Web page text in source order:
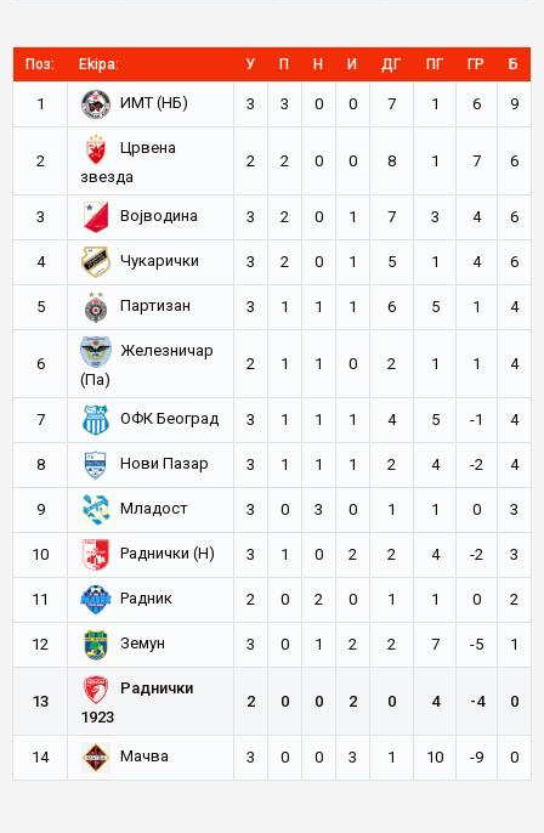
Поз: Ekipa: У П Н И ДГ ПГ ГР Б
1 ИМТ (НБ) 3 3 0 0 7 1 6 9
2
Црвена
звезда
2 2 0 0 8 1 7 6
3 Војводина 3 2 0 1 7 3 4 6
4 Чукарички 3 2 0 1 5 1 4 6
5 Партизан 3 1 1 1 6 5 1 4
6
Железничар
(Па)
2 1 1 0 2 1 1 4
7 ОФК Београд 3 1 1 1 4 5 -1 4
8 Нови Пазар 3 1 1 1 2 4 -2 4
9 Младост 3 0 3 0 1 1 0 3
10 Раднички (Н) 3 1 0 2 2 4 -2 3
11 Радник 2 0 2 0 1 1 0 2
12 Земун 3 0 1 2 2 7 -5 1
13
Раднички
1923
2 0 0 2 0 4 -4 0
14 Мачва 3 0 0 3 1 10 -9 0